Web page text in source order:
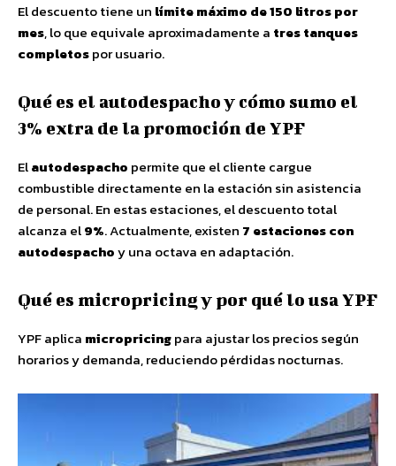
El descuento tiene un límite máximo de 150 litros por
mes, lo que equivale aproximadamente a tres tanques
completospor usuario.
Qué es el autodespacho y cómo sumo el
3% extra de la promoción de YPF
Elautodespacho permite que el cliente cargue
combustible directamente en la estación sin asistencia
de personal. En estas estaciones, el descuento total
alcanza el9%. Actualmente, existen 7 estaciones con
autodespachoy una octava en adaptación.
Qué es micropricing y por qué lo usa YPF
YPF aplica micropricingpara ajustar los precios según
horarios y demanda, reduciendo pérdidas nocturnas.